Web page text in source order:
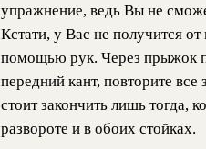
упражнение, ведь Вы не
Кстати, у Вас не получится от
помощью рук. Через прыжок
передний кант, повторите
стоит закончить лишь тогда,
развороте и в обоих стойках.